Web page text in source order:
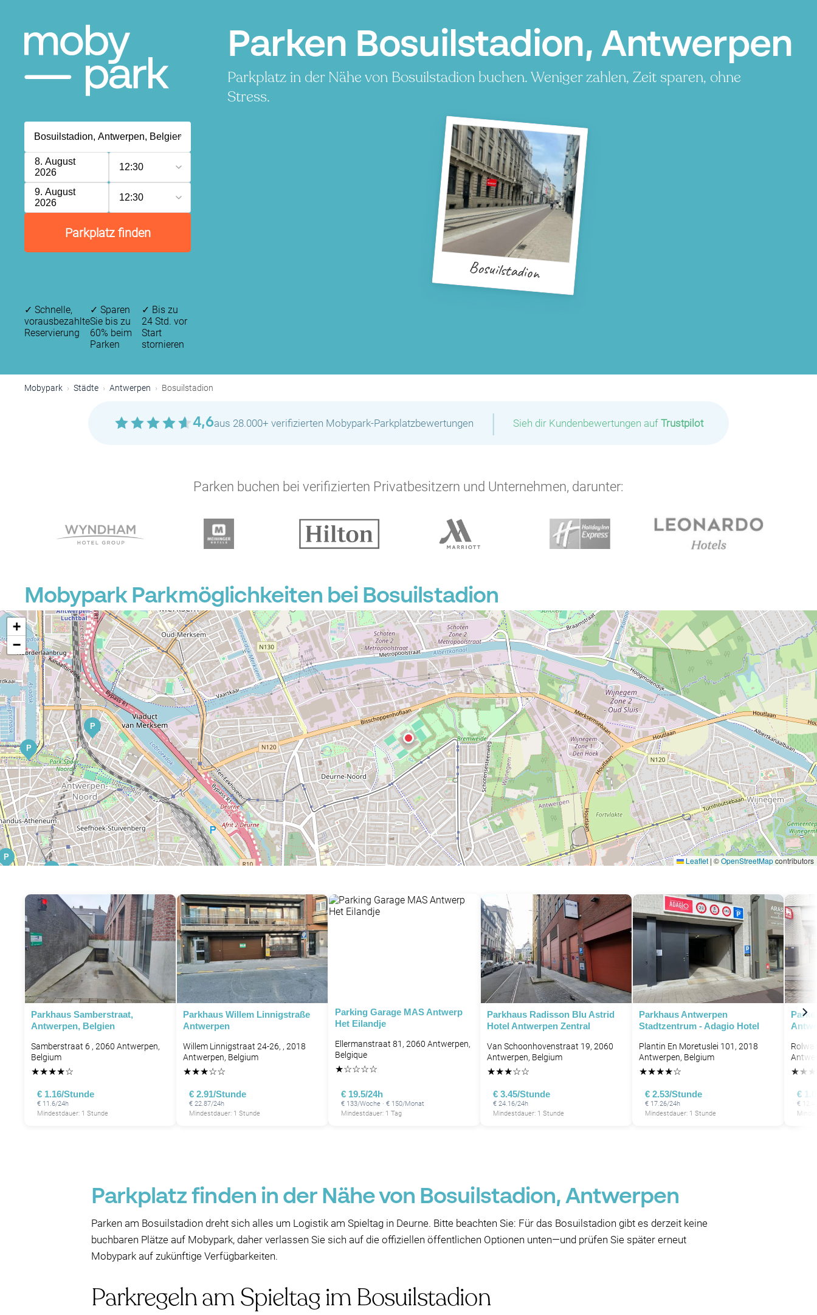
Parken Bosuilstadion, Antwerpen
Parkplatz in der Nähe von Bosuilstadion buchen. Weniger zahlen, Zeit sparen, ohne
Stress.
8. August
2026
12:30
9. August
2026
12:30
Parkplatz finden
Bosuilstadion
✓ Schnelle,
vorausbezahlte
Reservierung
✓ Sparen
Sie bis zu
60% beim
Parken
✓ Bis zu
24 Std. vor
Start
stornieren
Mobypark Städte Antwerpen Bosuilstadion
4,6aus 28.000+ verifizierten Mobypark-Parkplatzbewertungen | Sieh dir Kundenbewertungen auf Trustpilot
Parken buchen bei verifizierten Privatbesitzern und Unternehmen, darunter:
Mobypark Parkmöglichkeiten bei Bosuilstadion
P
P
P
P
P
+
−
Leaflet | ©OpenStreetMapcontributors
Parkhaus Samberstraat,
Antwerpen, Belgien
Samberstraat 6 , 2060 Antwerpen,
Belgium
★★★★☆
€ 1.16/Stunde
€ 11.6/24h
Mindestdauer: 1 Stunde
Parkhaus Willem Linnigstraße
Antwerpen
Willem Linnigstraat 24-26, , 2018
Antwerpen, Belgium
★★★☆☆
€ 2.91/Stunde
€ 22.87/24h
Mindestdauer: 1 Stunde
Parking Garage MAS Antwerp
Het Eilandje
Ellermanstraat 81, 2060 Antwerpen,
Belgique
★☆☆☆☆
€ 19.5/24h
€ 133/Woche · € 150/Monat
Mindestdauer: 1 Tag
Parkhaus Radisson Blu Astrid
Hotel Antwerpen Zentral
Van Schoonhovenstraat 19, 2060
Antwerpen, Belgium
★★★☆☆
€ 3.45/Stunde
€ 24.16/24h
Mindestdauer: 1 Stunde
Parkhaus Antwerpen
Stadtzentrum - Adagio Hotel
Plantin En Moretuslei 101, 2018
Antwerpen, Belgium
★★★★☆
€ 2.53/Stunde
€ 17.26/24h
Mindestdauer: 1 Stunde
★★ ★
€
€
Parkplatz finden in der Nähe von Bosuilstadion, Antwerpen
Parken am Bosuilstadion dreht sich alles um Logistik am Spieltag in Deurne. Bitte beachten Sie: Für das Bosuilstadion gibt es derzeit keine
buchbaren Plätze auf Mobypark, daher verlassen Sie sich auf die offiziellen öffentlichen Optionen unten—und prüfen Sie später erneut
Mobypark auf zukünftige Verfügbarkeiten.
Parkregeln am Spieltag im Bosuilstadion